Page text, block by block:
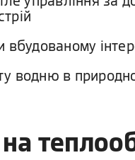
водню в
на